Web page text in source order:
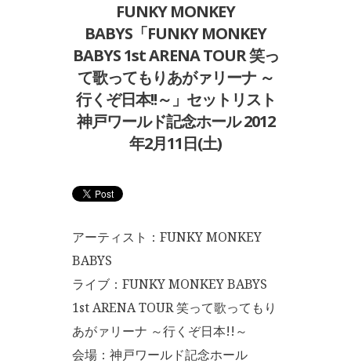
FUNKY MONKEY
BABYS「FUNKY MONKEY
BABYS 1st ARENA TOUR 笑っ
て歌ってもりあがァリーナ ～
行くぞ日本!!～」セットリスト
神戸ワールド記念ホール 2012
年2月11日(土)
アーティスト：FUNKY MONKEY
BABYS
ライブ：FUNKY MONKEY BABYS
1st ARENA TOUR 笑って歌ってもり
あがァリーナ ～行くぞ日本!!～
会場：神戸ワールド記念ホール